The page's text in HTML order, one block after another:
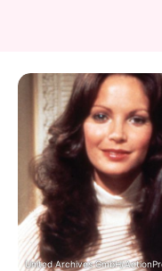
United Archives GmbH/